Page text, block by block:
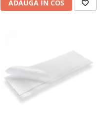
ADAUGA IN COS